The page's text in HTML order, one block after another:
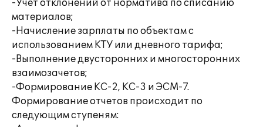
-Учет отклонений от норматива по списанию
материалов;
-Начисление зарплаты по объектам с
использованием КТУ или дневного тарифа;
-Выполнение двусторонних и многосторонних
взаимозачетов;
-Формирование КС-2, КС-3 и ЭСМ-7.
Формирование отчетов происходит по
следующим ступеням: